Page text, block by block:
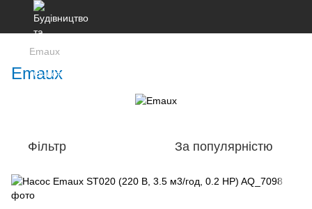
Emaux
Emaux
Фільтр За популярністю